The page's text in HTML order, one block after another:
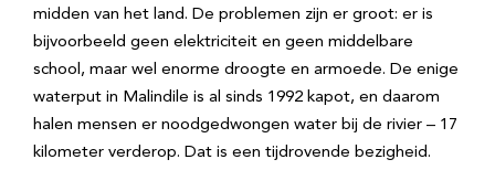
midden van het land. De problemen zijn er groot: er is
bijvoorbeeld geen elektriciteit en geen middelbare
school, maar wel enorme droogte en armoede. De enige
waterput in Malindile is al sinds 1992 kapot, en daarom
halen mensen er noodgedwongen water bij de rivier – 17
kilometer verderop. Dat is een tijdrovende bezigheid.